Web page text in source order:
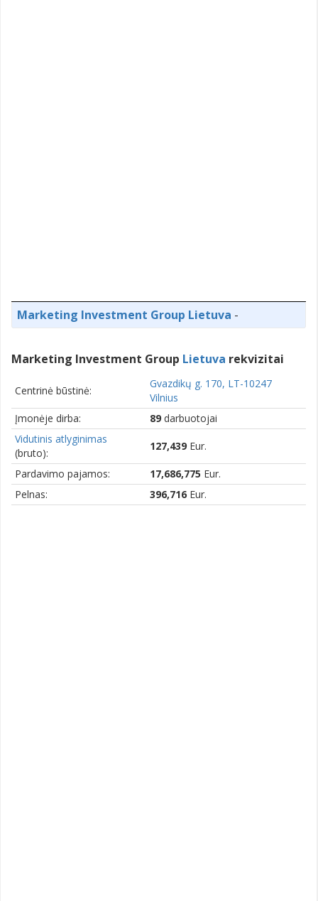
Marketing Investment Group Lietuva -
Marketing Investment Group Lietuva rekvizitai
Centrinė būstinė:
Gvazdikų g. 170, LT-10247
Vilnius
Įmonėje dirba:
89 darbuotojai
Vidutinis atlyginimas
(bruto):
127,439 Eur.
Pardavimo pajamos: 17,686,775 Eur.
Pelnas:
396,716 Eur.